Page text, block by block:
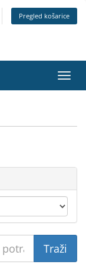
Pregled košarice